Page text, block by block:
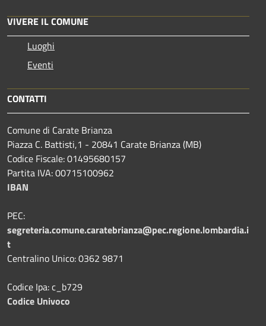
VIVERE IL COMUNE
Luoghi
Eventi
CONTATTI
Comune di Carate Brianza
Piazza C. Battisti,1 - 20841 Carate Brianza (MB)
Codice Fiscale: 01495680157
Partita IVA: 00715100962
IBAN
PEC:
segreteria.comune.caratebrianza@pec.regione.lombardia.i
t
Centralino Unico: 0362 9871
Codice Ipa: c_b729
Codice Univoco